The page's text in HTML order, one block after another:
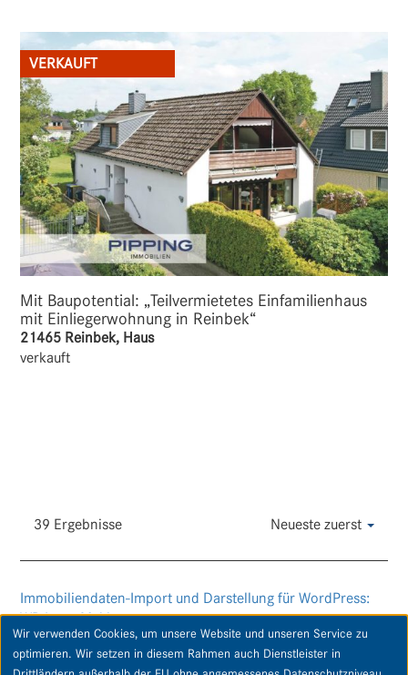
VERKAUFT
Mit Baupotential: „Teilvermietetes Einfamilienhaus
mit Einliegerwohnung in Reinbek“
21465 Reinbek, Haus
verkauft
39 Ergebnisse Neueste zuerst
Immobiliendaten-Import und Darstellung für WordPress:
WP-ImmoMakler
Wir verwenden Cookies, um unsere Website und unseren Service zu
optimieren. Wir setzen in diesem Rahmen auch Dienstleister in